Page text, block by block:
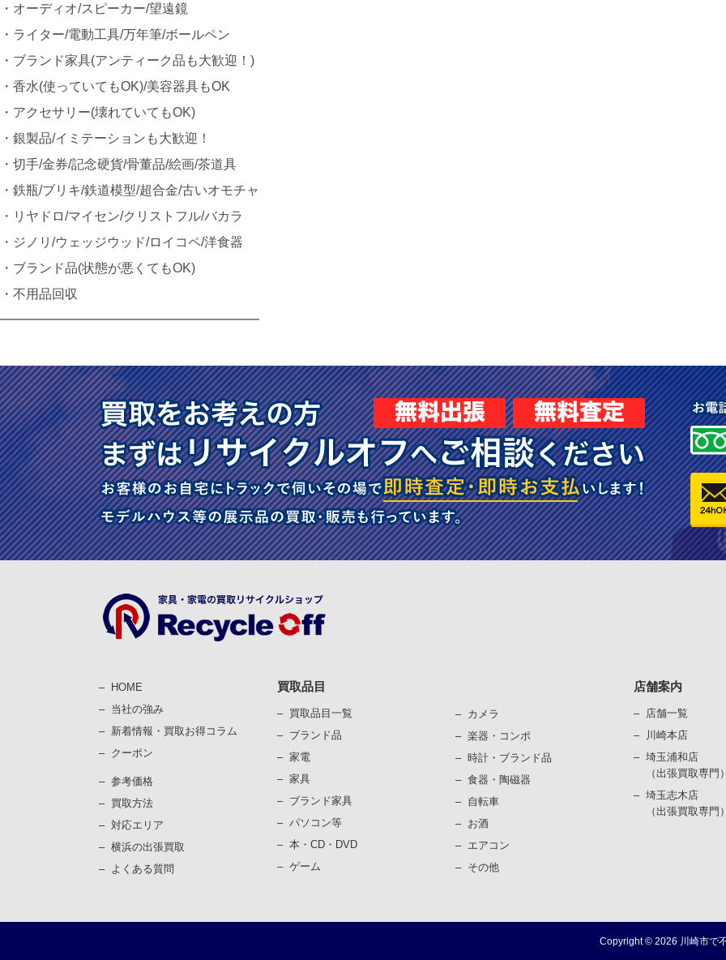
・オーディオ/スピーカー/望遠鏡
・ライター/電動工具/万年筆/ボールペン
・ブランド家具(アンティーク品も大歓迎！)
・香水(使っていてもOK)/美容器具もOK
・アクセサリー(壊れていてもOK)
・銀製品/イミテーションも大歓迎！
・切手/金券/記念硬貨/骨董品/絵画/茶道具
・鉄瓶/ブリキ/鉄道模型/超合金/古いオモチャ
・リヤドロ/マイセン/クリストフル/バカラ
・ジノリ/ウェッジウッド/ロイコペ/洋食器
・ブランド品(状態が悪くてもOK)
・不用品回収
━━━━━━━━━━━━━━━━━━━━
HOME
当社の強み
新着情報・買取お得コラム
クーポン
参考価格
買取⽅法
対応エリア
横浜の出張買取
よくある質問
買取品目
買取品目一覧
ブランド品
家電
家具
ブランド家具
パソコン等
本・CD・DVD
ゲーム
カメラ
楽器・コンポ
時計・ブランド品
⾷器・陶磁器
⾃転⾞
お酒
エアコン
その他
店舗案内
店舗一覧
川崎本店
埼玉浦和店
（出張買取専門）
埼玉志木店
（出張買取専門）
Copyright © 2026 川崎市で